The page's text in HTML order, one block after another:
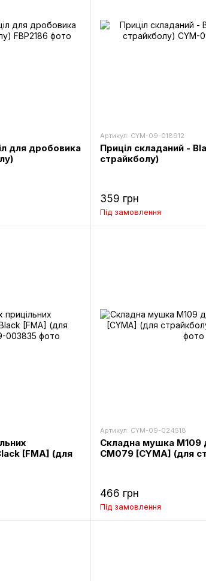
для дробовика
Артикул: CYM-09-018912
Приціл складаний -
страйкболу)
359 грн
Під замовлення
[FMA] (для
Артикул: CYM-09-024518
Складна мушка M109
CM079 [CYMA] (для
466 грн
Під замовлення